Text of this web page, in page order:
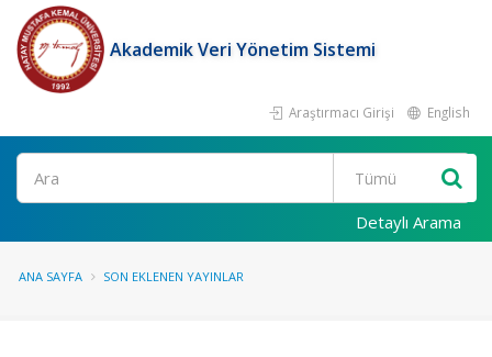
Akademik Veri Yönetim Sistemi
Araştırmacı Girişi English
Ara
Detaylı Arama
ANA SAYFA SON EKLENEN YAYINLAR